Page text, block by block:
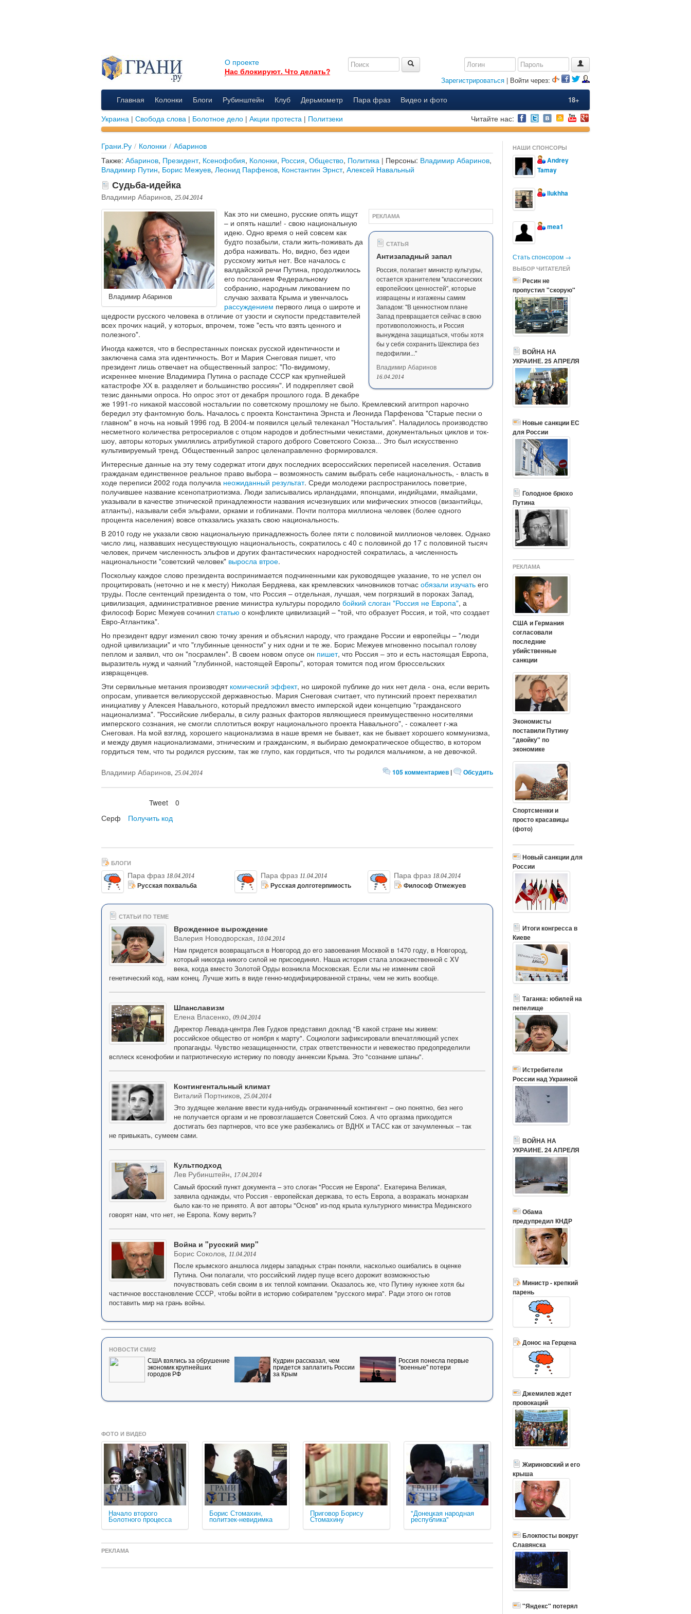
О проекте
Нас блокируют. Что делать?
Зарегистрироваться | Войти через:
18+
Главная Колонки Блоги Рубинштейн Клуб Дерьмометр Пара фраз
Видео и фото
Украина | Свобода слова | Болотное дело | Акции протеста | Политзеки Читайте нас:
Грани.Ру / Колонки / Абаринов
Также: Абаринов, Президент, Ксенофобия, Колонки, Россия, Общество, Политика | Персоны: Владимир Абаринов,
Владимир Путин, Борис Межуев, Леонид Парфенов, Константин Эрнст, Алексей Навальный
Судьба-идейка
Владимир Абаринов, 25.04.2014
Владимир Абаринов
РЕКЛАМА
СТАТЬЯ
Антизападный запал
Россия, полагает министр культуры,
остается хранителем "классических
европейских ценностей", которые
извращены и изгажены самим
Западом: "В ценностном плане
Запад превращается сейчас в свою
противоположность, и Россия
вынуждена защищаться, чтобы хотя
бы у себя сохранить Шекспира без
педофилии..."
Владимир Абаринов
16.04.2014
Как это ни смешно, русские опять ищут
– и опять нашли! - свою национальную
идею. Одно время о ней совсем как
будто позабыли, стали жить-поживать да
добра наживать. Но, видно, без идеи
русскому житья нет. Все началось с
валдайской речи Путина, продолжилось
его посланием Федеральному
собранию, народным ликованием по
случаю захвата Крыма и увенчалось
рассуждением первого лица о широте и
щедрости русского человека в отличие от узости и скупости представителей
всех прочих наций, у которых, впрочем, тоже "есть что взять ценного и
полезного".
Иногда кажется, что в беспрестанных поисках русской идентичности и
заключена сама эта идентичность. Вот и Мария Снеговая пишет, что
президент лишь отвечает на общественный запрос: "По-видимому,
искреннее мнение Владимира Путина о распаде СССР как крупнейшей
катастрофе ХХ в. разделяет и большинство россиян". И подкрепляет свой
тезис данными опроса. Но опрос этот от декабря прошлого года. В декабре
же 1991-го никакой массовой ностальгии по советскому прошлому не было. Кремлевский агитпроп нарочно
бередил эту фантомную боль. Началось с проекта Константина Эрнста и Леонида Парфенова "Старые песни о
главном" в ночь на новый 1996 год. В 2004-м появился целый телеканал "Ностальгия". Наладилось производство
несметного количества ретросериалов с отцом народов и доблестными чекистами, документальных циклов и ток-
шоу, авторы которых умилялись атрибутикой старого доброго Советского Союза... Это был искусственно
культивируемый тренд. Общественный запрос целенаправленно формировался.
Интересные данные на эту тему содержат итоги двух последних всероссийских переписей населения. Оставив
гражданам единственное реальное право выбора – возможность самим выбрать себе национальность, - власть в
ходе переписи 2002 года получила неожиданный результат. Среди молодежи распространилось поветрие,
получившее название ксенопатриотизма. Люди записывались ирландцами, японцами, индийцами, ямайцами,
указывали в качестве этнической принадлежности названия исчезнувших или мифических этносов (византийцы,
атланты), называли себя эльфами, орками и гоблинами. Почти полтора миллиона человек (более одного
процента населения) вовсе отказались указать свою национальность.
В 2010 году не указали свою национальную принадлежность более пяти с половиной миллионов человек. Однако
число лиц, назвавших несуществующую национальность, сократилось с 40 с половиной до 17 с половиной тысяч
человек, причем численность эльфов и других фантастических народностей сократилась, а численность
национальности "советский человек" выросла втрое.
Поскольку каждое слово президента воспринимается подчиненными как руководящее указание, то не успел он
процитировать (неточно и не к месту) Николая Бердяева, как кремлевских чиновников тотчас обязали изучать его
труды. После сентенций президента о том, что Россия – отдельная, лучшая, чем погрязший в пороках Запад,
цивилизация, административное рвение министра культуры породило бойкий слоган "Россия не Европа", а
философ Борис Межуев сочинил статью о конфликте цивилизаций – "той, что образует Россия, и той, что создает
Евро-Атлантика".
Но президент вдруг изменил свою точку зрения и объяснил народу, что граждане России и европейцы – "люди
одной цивилизации" и что "глубинные ценности" у них одни и те же. Борис Межуев мгновенно посыпал голову
пеплом и заявил, что он "посрамлен". В своем новом опусе он пишет, что Россия – это и есть настоящая Европа,
выразитель нужд и чаяний "глубинной, настоящей Европы", которая томится под игом брюссельских
извращенцев.
Эти сервильные метания производят комический эффект, но широкой публике до них нет дела - она, если верить
опросам, упивается великорусской державностью. Мария Снеговая считает, что путинский проект перехватил
инициативу у Алексея Навального, который предложил вместо имперской идеи концепцию "гражданского
национализма". "Российские либералы, в силу разных факторов являющиеся преимущественно носителями
имперского сознания, не смогли сплотиться вокруг национального проекта Навального", - сожалеет г-жа
Снеговая. На мой взгляд, хорошего национализма в наше время не бывает, как не бывает хорошего коммунизма,
и между двумя национализмами, этническим и гражданским, я выбираю демократическое общество, в котором
гордиться тем, что ты родился русским, так же глупо, как гордиться, что ты родился мальчиком, а не девочкой.
105 комментариев | Обсудить
Владимир Абаринов, 25.04.2014
Tweet
0
Серф
Получить код
БЛОГИ
Пара фраз 18.04.2014
Русская похвальба
Пара фраз 11.04.2014
Русская долготерпимость
Пара фраз 18.04.2014
Философ Отмежуев
СТАТЬИ ПО ТЕМЕ
Врожденное вырождение
Валерия Новодворская, 10.04.2014
Нам придется возвращаться в Новгород до его завоевания Москвой в 1470 году, в Новгород,
который никогда никого силой не присоединял. Наша история стала злокачественной с XV
века, когда вместо Золотой Орды возникла Московская. Если мы не изменим свой
генетический код, нам конец. Лучше жить в виде генно-модифицированной страны, чем не жить вообще.
Шпанславизм
Елена Власенко, 09.04.2014
Директор Левада-центра Лев Гудков представил доклад "В какой стране мы живем:
российское общество от ноября к марту". Социологи зафиксировали впечатляющий успех
пропаганды. Чувство незащищенности, страх ответственности и невежество предопределили
всплеск ксенофобии и патриотическую истерику по поводу аннексии Крыма. Это "сознание шпаны".
Контингентальный климат
Виталий Портников, 25.04.2014
Это зудящее желание ввести куда-нибудь ограниченный контингент – оно понятно, без него
не получается оргазм и не провозглашается Советский Союз. А что оргазма приходится
достигать без партнеров, что все уже разбежались от ВДНХ и ТАСС как от зачумленных – так
не привыкать, сумеем сами.
Культподход
Лев Рубинштейн, 17.04.2014
Самый броский пункт документа – это слоган "Россия не Европа". Екатерина Великая,
заявила однажды, что Россия - европейская держава, то есть Европа, а возражать монархам
было как-то не принято. А вот авторы "Основ" из-под крыла культурного министра Мединского
говорят нам, что нет, не Европа. Кому верить?
Война и "русский мир"
Борис Соколов, 11.04.2014
После крымского аншлюса лидеры западных стран поняли, насколько ошибались в оценке
Путина. Они полагали, что российский лидер пуще всего дорожит возможностью
почувствовать себя своим в их теплой компании. Оказалось же, что Путину нужнее хотя бы
частичное восстановление СССР, чтобы войти в историю собирателем "русского мира". Ради этого он готов
поставить мир на грань войны.
НОВОСТИ СМИ2
США взялись за обрушение
экономик крупнейших
городов РФ
Кудрин рассказал, чем
придется заплатить России
за Крым
Россия понесла первые
"военные" потери
ФОТО И ВИДЕО
Начало второго
Болотного процесса
Борис Стомахин,
политзек-невидимка
Приговор Борису
Стомахину
"Донецкая народная
республика"
РЕКЛАМА
НАШИ СПОНСОРЫ
Andrey
Tamay
ilukhha
mea1
Стать спонсором →
ВЫБОР ЧИТАТЕЛЕЙ
Ресин не
пропустил "скорую"
ВОЙНА НА
УКРАИНЕ. 25 АПРЕЛЯ
Новые санкции ЕС
для России
Голодное брюхо
Путина
РЕКЛАМА
США и Германия
согласовали
последние
убийственные
санкции
Экономисты
поставили Путину
"двойку" по
экономике
Спортсменки и
просто красавицы
(фото)
Новый санкции для
России
Итоги конгресса в
Киеве
Таганка: юбилей на
пепелище
Истребители
России над Украиной
ВОЙНА НА
УКРАИНЕ. 24 АПРЕЛЯ
Обама
предупредил КНДР
Министр - крепкий
парень
Донос на Герцена
Джемилев ждет
провокаций
Жириновский и его
крыша
Блокпосты вокруг
Славянска
"Яндекс" потерял